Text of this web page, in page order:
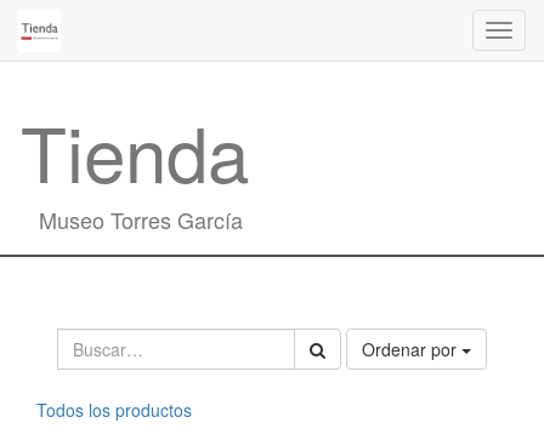
Tienda
Museo Torres García
Ordenar por
Todos los productos